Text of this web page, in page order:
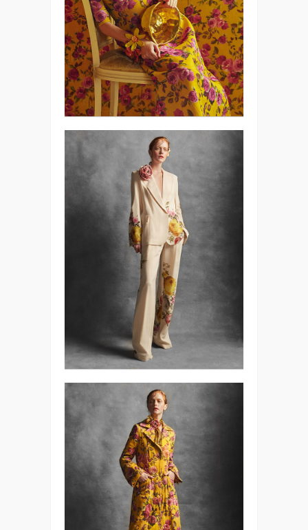
PR INSIDER
Зарегистрируйтесь и получите доступ к последним
новостям и событиям индустрии Fashion, PR, Media.
ЗАРЕГИСТРИРОВАТЬСЯ